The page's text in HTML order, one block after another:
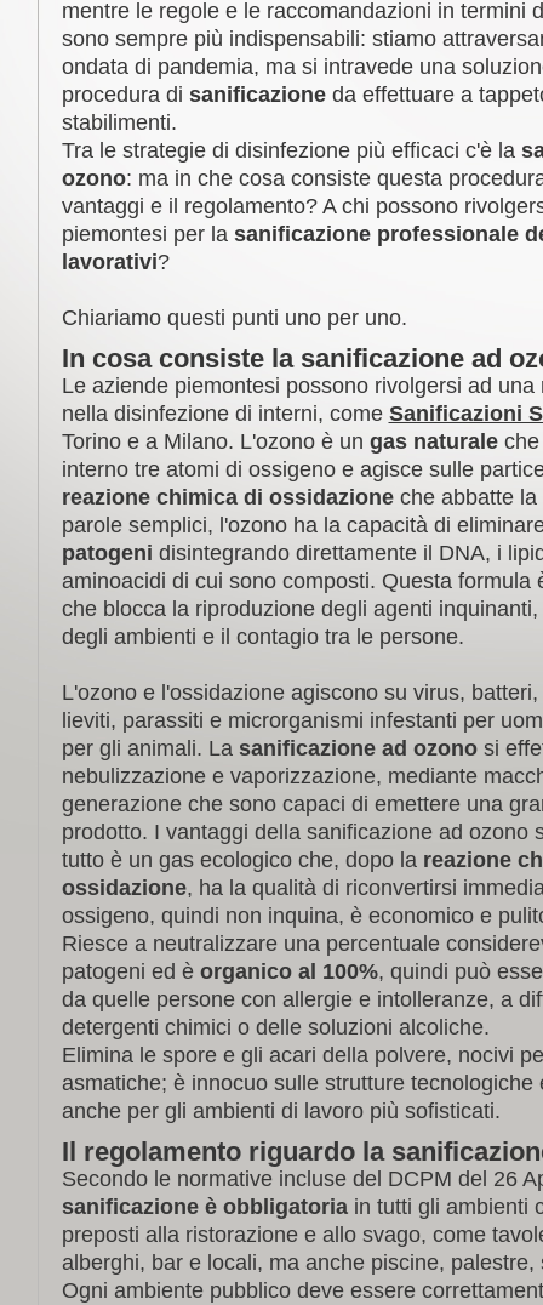
mentre le regole e le raccomandazioni in termini
sono sempre più indispensabili: stiamo
ondata di pandemia, ma si intravede una
procedura di sanificazioneda effettuare a
stabilimenti.
Tra le strategie di disinfezione più efficaci c'è la
ozono: ma in che cosa consiste questa
vantaggi e il regolamento? A chi possono
piemontesi per lasanificazione professionale
lavorativi?
Chiariamo questi punti uno per uno.
In cosa consiste la sanificazione ad
Le aziende piemontesi possono rivolgersi ad una
nella disinfezione di interni, come Sanificazioni
Torino e a Milano. L'ozono è un gas naturaleche
interno tre atomi di ossigeno e agisce sulle
reazione chimica di ossidazioneche abbatte la
parole semplici, l'ozono ha la capacità di
patogeni disintegrando direttamente il DNA, i
aminoacidi di cui sono composti. Questa formula
che blocca la riproduzione degli agenti
degli ambienti e il contagio tra le persone.
L'ozono e l'ossidazione agiscono su virus,
lieviti, parassiti e microrganismi infestanti per
per gli animali. La sanificazione ad ozonosi
nebulizzazione e vaporizzazione, mediante
generazione che sono capaci di emettere una
prodotto. I vantaggi della sanificazione ad ozono
tutto è un gas ecologico che, dopo lareazione
ossidazione, ha la qualità di riconvertirsi
ossigeno, quindi non inquina, è economico e
Riesce a neutralizzare una percentuale
patogeni ed è organicoal 100%, quindi può
da quelle persone con allergie e intolleranze, a
detergenti chimici o delle soluzioni alcoliche.
Elimina le spore e gli acari della polvere, nocivi
asmatiche; è innocuo sulle strutture tecnologiche
anche per gli ambienti di lavoro più sofisticati.
Il regolamento riguardo la
Secondo le normative incluse del DCPM del 26
sanificazione è obbligatoriain tutti gli ambienti
preposti alla ristorazione e allo svago, come
alberghi, bar e locali, ma anche piscine, palestre,
Ogni ambiente pubblico deve essere